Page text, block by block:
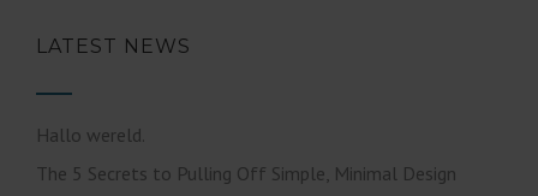
LATEST NEWS
Hallo wereld.
The 5 Secrets to Pulling Off Simple, Minimal Design